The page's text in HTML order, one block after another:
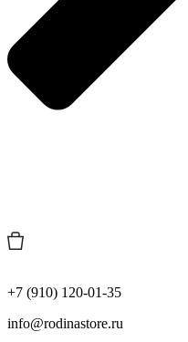
+7 (910) 120-01-35
info@rodinastore.ru